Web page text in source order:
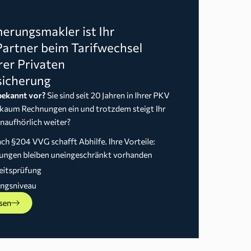
ist Ihr
beim Tarifwechsel
Privaten
vor? Sie sind seit 20 Jahren in Ihrer PKV
Rechnungen ein und trotzdem steigt Ihr
weiter?
§204 VVG schafft Abhilfe. Ihre Vorteile:
bleiben uneingeschränkt vorhanden